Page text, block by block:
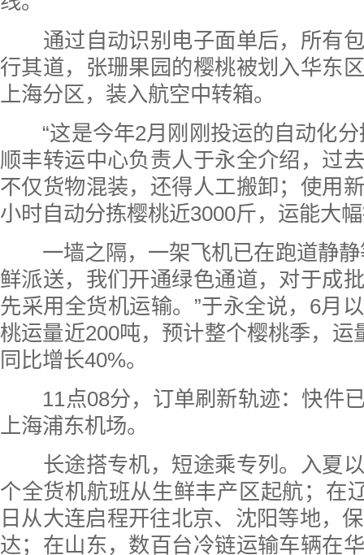
通过自动识别电子面单后，所有包
行其道，张珊果园的樱桃被划入华东
上海分区，装入航空中转箱。
“这是今年2月刚刚投运的自动化分
顺丰转运中心负责人于永全介绍，过
不仅货物混装，还得人工搬卸；使用
小时自动分拣樱桃近3000斤，运能大
一墙之隔，一架飞机已在跑道静静
鲜派送，我们开通绿色通道，对于成
先采用全货机运输。”于永全说，6月
桃运量近200吨，预计整个樱桃季，运
同比增长40%。
11点08分，订单刷新轨迹：快件
上海浦东机场。
长途搭专机，短途乘专列。入夏以
个全货机航班从生鲜丰产区起航；在
日从大连启程开往北京、沈阳等地，
达；在山东，数百台冷链运输车辆在